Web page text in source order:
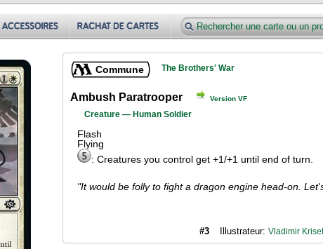
Commune The Brothers' War
Ambush Paratrooper Version VF
Creature — Human Soldier
Flash
Flying
: Creatures you control get +1/+1 until end of turn.
"It would be folly to fight a dragon engine head-on.
#3 Illustrateur: Vladimir